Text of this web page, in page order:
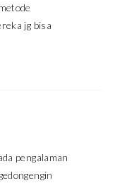
jg bisa
pengalaman